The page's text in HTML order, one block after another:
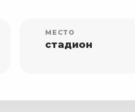
МЕСТО
стадион